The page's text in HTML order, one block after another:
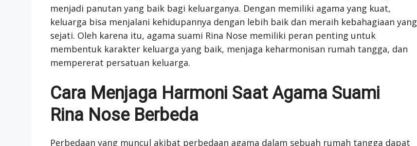
menjadi panutan yang baik bagi keluarganya. Dengan memiliki agama yang kuat,
keluarga bisa menjalani kehidupannya dengan lebih baik dan meraih kebahagiaan yang
sejati. Oleh karena itu, agama suami Rina Nose memiliki peran penting untuk
membentuk karakter keluarga yang baik, menjaga keharmonisan rumah tangga, dan
mempererat persatuan keluarga.
Cara Menjaga Harmoni Saat Agama Suami
Rina Nose Berbeda
Perbedaan yang muncul akibat perbedaan agama dalam sebuah rumah tangga dapat